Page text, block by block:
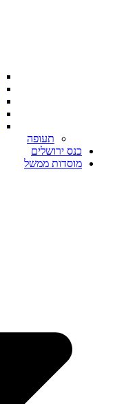
תעופה
כנס ירושלים
מוסדות ממשל